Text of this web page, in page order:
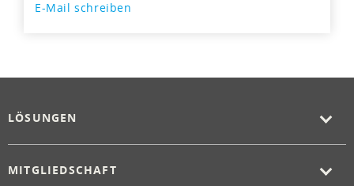
E-Mail schreiben
LÖSUNGEN
MITGLIEDSCHAFT